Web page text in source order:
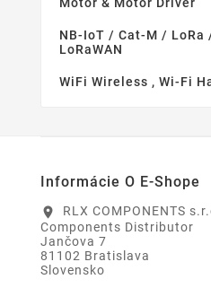
NB-IoT / Cat-M / LoRa
LoRaWAN
WiFi Wireless , Wi-Fi
Informácie O E-Shope
location_on
RLX COMPONENTS
Components Distributor
Jančova 7
81102 Bratislava
Slovensko